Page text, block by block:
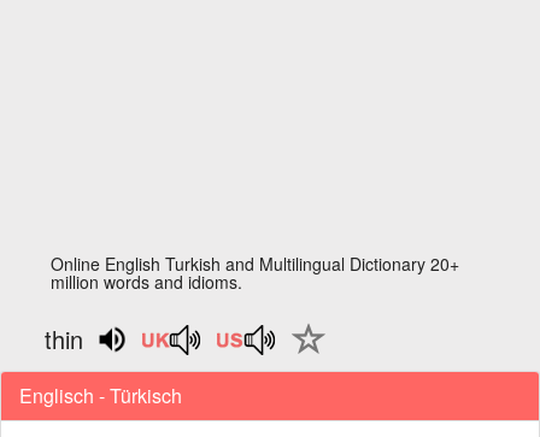
Online English Turkish and Multilingual Dictionary 20+
million words and idioms.
thin
Englisch - Türkisch